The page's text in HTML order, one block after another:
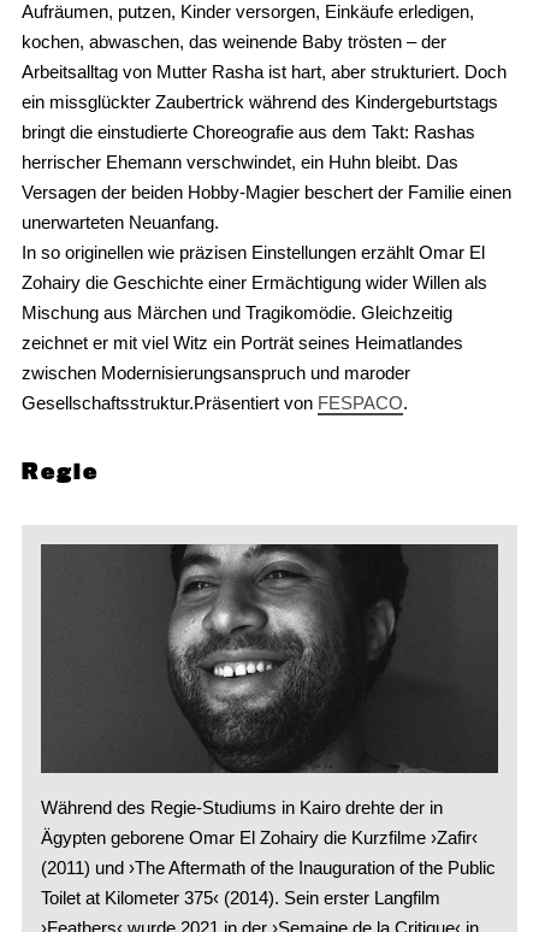
Aufräumen, putzen, Kinder versorgen, Einkäufe erledigen,
kochen, abwaschen, das weinende Baby trösten – der
Arbeitsalltag von Mutter Rasha ist hart, aber strukturiert. Doch
ein missglückter Zaubertrick während des Kindergeburtstags
bringt die einstudierte Choreografie aus dem Takt: Rashas
herrischer Ehemann verschwindet, ein Huhn bleibt. Das
Versagen der beiden Hobby-Magier beschert der Familie einen
unerwarteten Neuanfang.
In so originellen wie präzisen Einstellungen erzählt Omar El
Zohairy die Geschichte einer Ermächtigung wider Willen als
Mischung aus Märchen und Tragikomödie. Gleichzeitig
zeichnet er mit viel Witz ein Porträt seines Heimatlandes
zwischen Modernisierungsanspruch und maroder
Gesellschaftsstruktur.Präsentiert von FESPACO.
Regie
Während des Regie-Studiums in Kairo drehte der in
Ägypten geborene Omar El Zohairy die Kurzfilme ›Zafir‹
(2011) und ›The Aftermath of the Inauguration of the Public
Toilet at Kilometer 375‹ (2014). Sein erster Langfilm